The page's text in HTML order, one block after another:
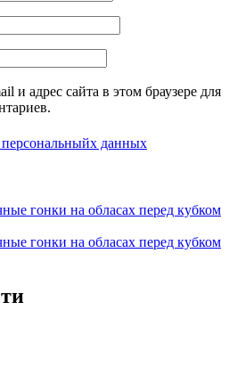
и адрес сайта в этом браузере для
персональныйх данных